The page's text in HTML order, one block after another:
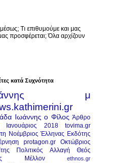
Τι επιθυμούμε και μας
προσφέρεται; Όλα αρχίζουν
κατά Συχνότητα
μ
Ιωάννης ο Φίλος Άρθρο
Ιανουάριος 2018
tovima.gr
Νοέμβριος Έλληνας Εκδότης
protagon.gr
Οκτώβριος
Πολιτικός Αλλαγή
Θεός
Μέλλον
ethnos.gr